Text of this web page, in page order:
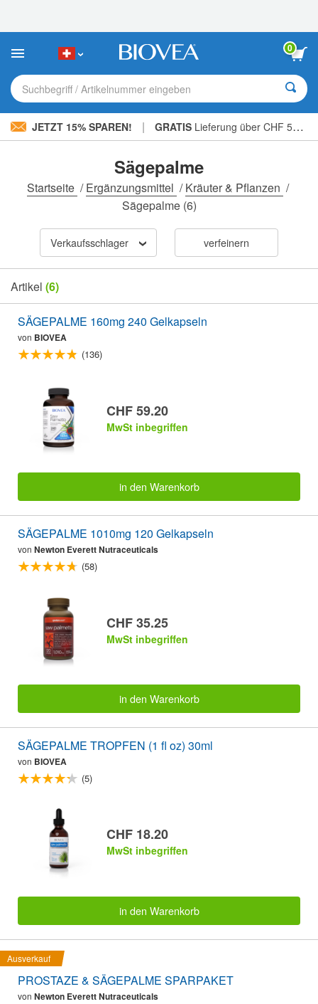
Sie:
Website
ein
Barrierefreiheitssystem.
0
Suchbegriff / Artikelnummer eingeben
JETZT 15% SPAREN! | GRATIS Lieferung über CHF 56.00 »
Sägepalme
Startseite /Ergänzungsmittel /Kräuter & Pflanzen /
Sägepalme(6)
Verkaufsschlager verfeinern
Artikel (6)
SÄGEPALME 160mg 240 Gelkapseln
von BIOVEA
(136)
CHF 59.20
MwSt inbegriffen
in den Warenkorb
SÄGEPALME 1010mg 120 Gelkapseln
von Newton Everett Nutraceuticals
(58)
CHF 35.25
MwSt inbegriffen
in den Warenkorb
SÄGEPALME TROPFEN (1 fl oz) 30ml
von BIOVEA
(5)
CHF 18.20
MwSt inbegriffen
in den Warenkorb
Ausverkauf
PROSTAZE & SÄGEPALME SPARPAKET
von Newton Everett Nutraceuticals